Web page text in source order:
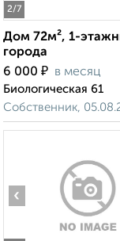
2/7
Дом 72м², 1-
города
6 000 ₽ в месяц
Биологическая 61
Собственник,
‹